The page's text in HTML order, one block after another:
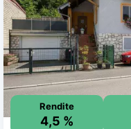
Rendite
4,5 %